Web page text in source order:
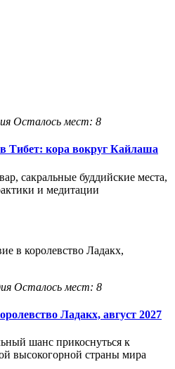
Осталось мест: 8
Тибет: кора вокруг Кайлаша
сакральные буддийские места,
и медитации
Осталось мест: 8
Ладакх, август 2027
шанс прикоснуться к
высокогорной страны мира